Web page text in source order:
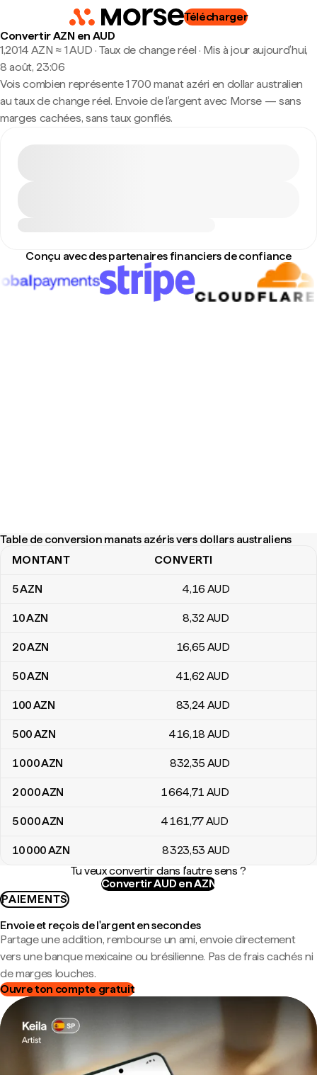
Télécharger
Convertir AZN en AUD
1,2014 AZN ≈ 1 AUD · Taux de change réel · Mis à jour aujourd’hui,
8 août, 23:06
Vois combien représente 1 700 manat azéri en dollar australien
au taux de change réel. Envoie de l'argent avec Morse — sans
marges cachées, sans taux gonflés.
Conçu avec des partenaires financiers de confiance
Table de conversion manats azéris vers dollars australiens
Table de conversion manats azéris vers dollars australiens
MONTANT CONVERTI
5AZN 4,16 AUD
10AZN 8,32AUD
20AZN 16,65 AUD
50AZN 41,62AUD
100AZN 83,24 AUD
500AZN 416,18 AUD
1 000AZN 832,35 AUD
2 000AZN 1 664,71 AUD
5 000AZN 4 161,77AUD
10 000AZN 8 323,53 AUD
Tu veux convertir dans l'autre sens ?
Convertir AUD en AZN
PAIEMENTS
Envoie et reçois de l'argent en secondes
Partage une addition, rembourse un ami, envoie directement
vers une banque mexicaine ou brésilienne. Pas de frais cachés ni
de marges louches.
Ouvre ton compte gratuit